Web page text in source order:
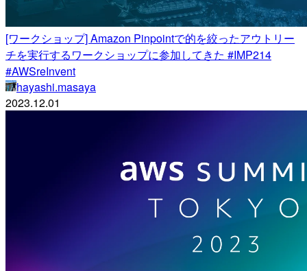
[ワークショップ] Amazon Pinpointで的を絞ったアウトリー
チを実行するワークショップに参加してきた #IMP214
#AWSreInvent
hayashi.masaya
2023.12.01